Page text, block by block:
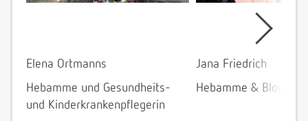
Elena Ortmanns
Hebamme und Gesundheits-
und Kinderkrankenpflegerin
Jana Friedrich
Hebamme &